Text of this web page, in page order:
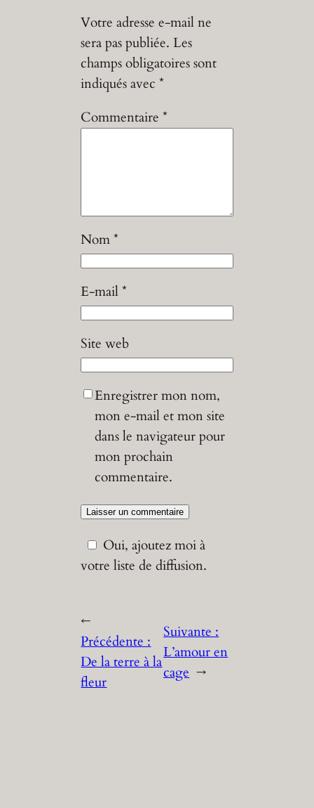
Votre adresse e-mail ne
sera pas publiée. Les
champs obligatoires sont
indiqués avec*
Commentaire*
Nom*
E-mail*
Site web
Enregistrer mon nom,
mon e-mail et mon site
dans le navigateur pour
mon prochain
commentaire.
Oui, ajoutez moi à
votre liste de diffusion.
←
Précédente :
De la terre à la
fleur
Suivante :
L’amour en
cage →